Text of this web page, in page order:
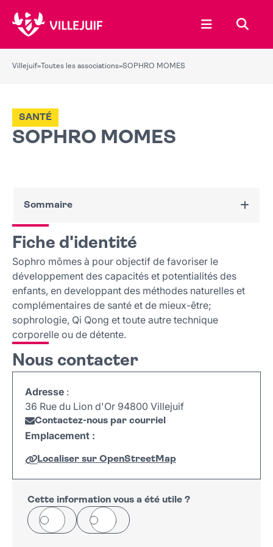
Ouvrir le
Villejuif» Toutes les associations»SOPHRO MOMES
SOPHRO MOMES
SANTÉ
Sommaire
Fiche d'identité
Nous contacter
Fiche d'identité
Sophro mômes à pour objectif de favoriser le
développement des capacités et potentialités des
enfants, en developpant des méthodes naturelles et
complémentaires de santé et de mieux-être;
sophrologie, Qi Qong et toute autre technique
corporelle ou de détente.
Nous contacter
Adresse :
36 Rue du Lion d'Or 94800 Villejuif
Contactez-nous par courriel
Emplacement :
Localiser sur OpenStreetMap
+
−
Leaflet
Cette information vous a été utile ?
Oui Non